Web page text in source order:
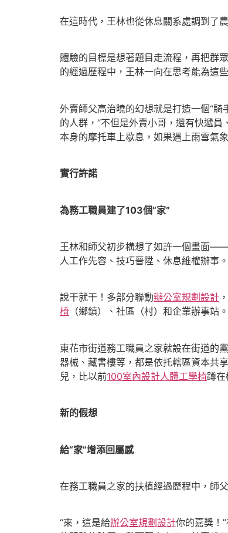
在這時代，王林也從休息關系處調到了
體驗的目標是想著題目走流程，再把群
的經過歷程中，王林一向在思考能為這
外賣師父高治曉的幻想就是打造一個“
的人群，“不但是外賣小哥，還有快遞
本身的摩托車上歇息，如果遇上雨雪氣
實行許諾
為務工職員建了103個“家”
王林和師父初步構想了如許一個畫面
人工作先容、技巧晉陞、休息維權辦事
說干就干！多部分聯動辦公室規劃設計
椅 （鄉鎮）、社區（村）和企業辦事站
東花市街道務工職員之家就設在街道的
器械、藏書樓等，都是依托轄區資本共
兒，比以前100室內設計人體工學椅蹲
新的假想
給“家”增添回屬感
在務工職員之家的扶植經過歷程中，師
“來，這是給辦公室規劃設計你的嘉獎！